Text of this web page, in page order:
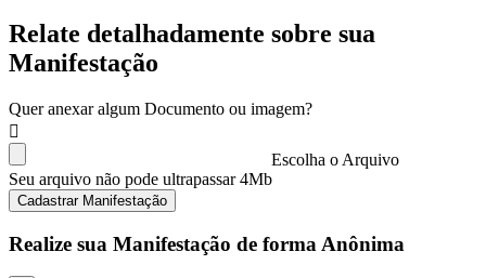
Relate detalhadamente sobre sua
Manifestação
Quer anexar algum Documento ou imagem?
Escolha o Arquivo
Seu arquivo não pode ultrapassar 4Mb
Cadastrar Manifestação
Realize sua Manifestação de forma Anônima